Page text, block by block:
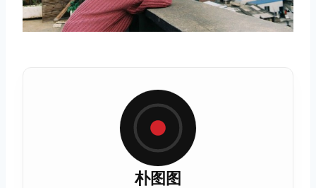
朴图图